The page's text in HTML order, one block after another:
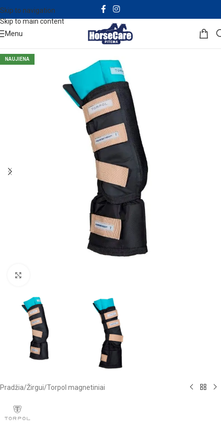
Skip to navigation
Skip to main content
Menu
NAUJIENA
Pradžia/Žirgui/Torpol magnetiniai